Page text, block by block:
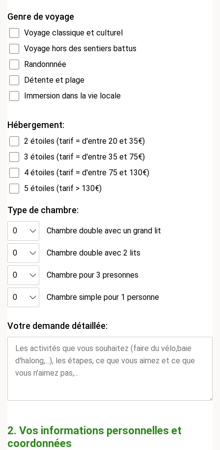
Genre de voyage
Voyage classique et culturel
Voyage hors des sentiers battus
Randonnnée
Détente et plage
Immersion dans la vie locale
Hébergement:
2 étoiles (tarif = d'entre 20 et 35€)
3 étoiles (tarif = d'entre 35 et 75€)
4 étoiles (tarif = d'entre 75 et 130€)
5 étoiles (tarif > 130€)
Type de chambre:
Chambre double avec un grand lit
Chambre double avec 2 lits
Chambre pour 3 presonnes
Chambre simple pour 1 personne
Votre demande détaillée:
2. Vos informations personnelles et
coordonnées